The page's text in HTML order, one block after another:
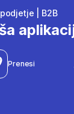
| B2B
Prenesi